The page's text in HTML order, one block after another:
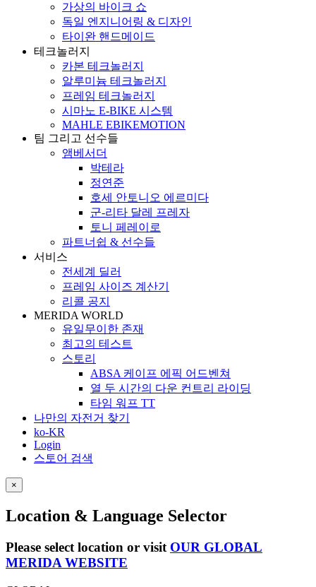
가상의 바이크 쇼
독일 엔지니어링 & 디자인
타이완 핸드메이드
테크놀러지
카본 테크놀러지
알루미늄 테크놀러지
프레임 테크놀러지
시마노 E-BIKE 시스템
MAHLE EBIKEMOTION
팀 그리고 선수들
앰베서더
박테라
정연준
호세 안토니오 에르미다
군-리타 달레 프레자
토니 페레이로
파트너쉽 & 선수들
서비스
전세계 딜러
프레임 사이즈 계산기
리콜 공지
MERIDA WORLD
유일무이한 존재
최고의 테스트
스토리
ABSA 케이프 에픽 어드벤쳐
열 두 시간의 다운 컨트리 라이딩
타임 워프 TT
나만의 자전거 찾기
ko-KR
Login
스토어 검색
×
Location & Language Selector
Please select location or visit OUR GLOBAL
MERIDA WEBSITE